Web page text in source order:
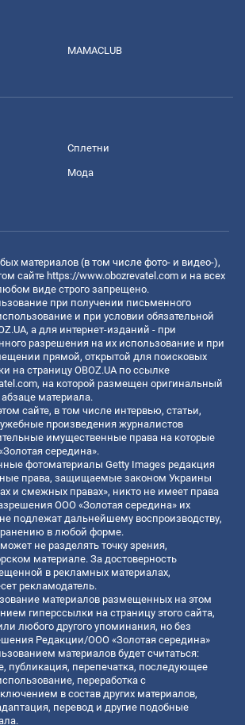
MAMACLUB
Сплетни
Мода
материалов (в том числе фото- и видео-),
сайте https://www.obozrevatel.com и на всех
виде строго запрещено.
при получении письменного
и при условии обязательной
а для интернет-изданий - при
разрешения на их использование и при
прямой, открытой для поисковых
на страницу OBOZ.UA по ссылке
, на которой размещен оригинальный
материала.
сайте, в том числе интервью, статьи,
произведения журналистов
имущественные права на которые
середина».
фотоматериалы Getty Images редакция
права, защищаемые законом Украины
и смежных правах», никто не имеет права
ООО «Золотая середина» их
подлежат дальнейшему воспроизводству,
в любой форме.
не разделять точку зрения,
материале. За достоверность
в рекламных материалах,
рекламодатель.
материалов размещенных на этом
гиперссылки на страницу этого сайта,
любого другого упоминания, но без
Редакции/ООО «Золотая середина»
материалов будет считаться:
публикация, перепечатка, последующее
переработка с
в состав других материалов,
перевод и другие подобные